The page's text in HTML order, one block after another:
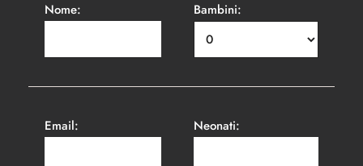
Nome: Bambini:
Email: Neonati: